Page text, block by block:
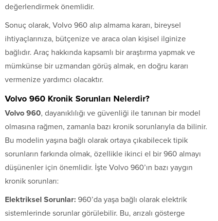
değerlendirmek önemlidir.
Sonuç olarak, Volvo 960 alıp almama kararı, bireysel
ihtiyaçlarınıza, bütçenize ve araca olan kişisel ilginize
bağlıdır. Araç hakkında kapsamlı bir araştırma yapmak ve
mümkünse bir uzmandan görüş almak, en doğru kararı
vermenize yardımcı olacaktır.
Volvo 960 Kronik Sorunları Nelerdir?
Volvo 960, dayanıklılığı ve güvenliği ile tanınan bir model
olmasına rağmen, zamanla bazı kronik sorunlarıyla da bilinir.
Bu modelin yaşına bağlı olarak ortaya çıkabilecek tipik
sorunların farkında olmak, özellikle ikinci el bir 960 almayı
düşünenler için önemlidir. İşte Volvo 960’ın bazı yaygın
kronik sorunları:
Elektriksel Sorunlar: 960’da yaşa bağlı olarak elektrik
sistemlerinde sorunlar görülebilir. Bu, arızalı gösterge